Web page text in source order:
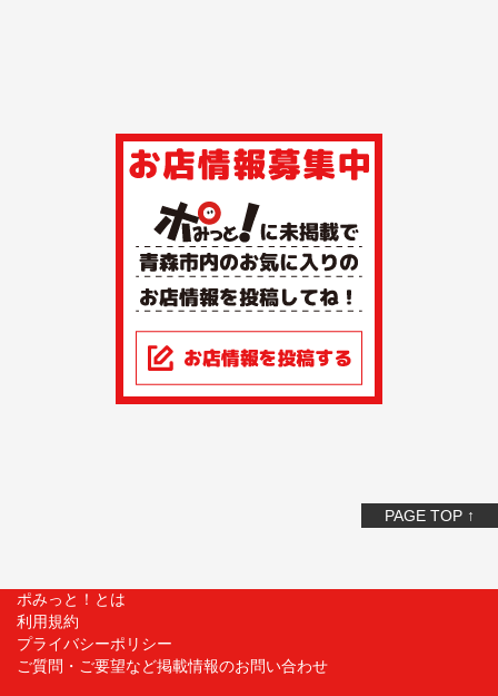
PAGE TOP ↑
ポみっと！とは
利用規約
プライバシーポリシー
ご質問・ご要望など掲載情報のお問い合わせ